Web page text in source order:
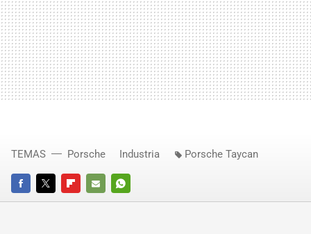
FACEBOOKTWITTERFLIPBOARD
E-
WHATSAPP
TEMAS Porsche Industria Porsche Taycan